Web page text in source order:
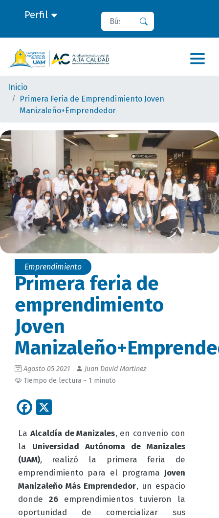
Perfil Buscar
Inicio
Primera Feria de Emprendimiento Joven
Manizaleño+Emprendedor
Emprendimiento
Primera feria de
emprendimiento
Joven
Agosto 05 2021
Juan David Martinez
Tiempo de lectura ~ 1 minuto
Facebook
La Alcaldía de Manizales, en convenio con
la Universidad Autónoma de Manizales
(UAM), realizó la primera feria de
emprendimiento para el programa Joven
Manizaleño Más Emprendedor, un espacio
donde 26emprendimientos tuvieron la
oportunidad de comercializar sus